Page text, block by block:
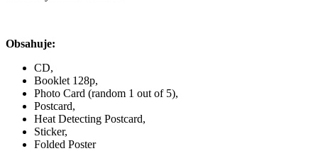
Obsahuje:
CD,
Booklet 128p,
Photo Card (random 1 out of 5),
Postcard,
Heat Detecting Postcard,
Sticker,
Folded Poster